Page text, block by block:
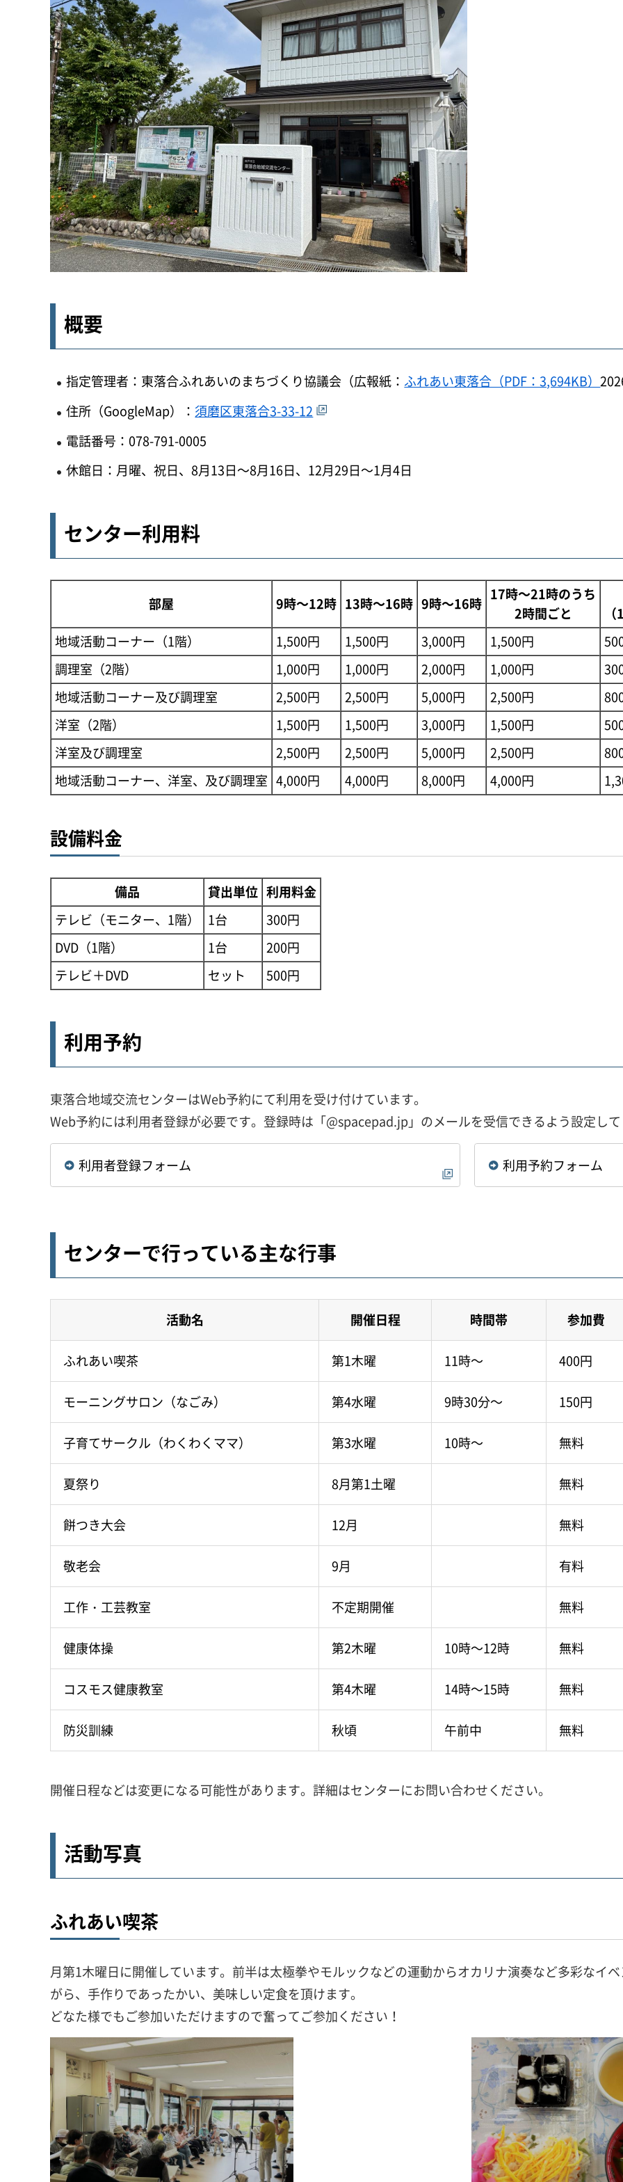
概要
指定管理者：東落合ふれあいのまちづくり協議会（広報紙： ふれあい東落合（PDF：3,694KB）
住所（GoogleMap）： 須磨区東落合3-33-12
電話番号：078-791-0005
休館日：月曜、祝日、8月13日～8月16日、12月29日～1月4日
センター利用料
部屋 9時～12時 13時～16時 9時～16時
17時～21時のうち
2時間ごと
地域活動コーナー（1階）
1,500円 1,500円 3,000円 1,500円
調理室（2階）
1,000円 1,000円 2,000円 1,000円
地域活動コーナー及び調理室
2,500円 2,500円 5,000円 2,500円
洋室（2階）
1,500円 1,500円 3,000円 1,500円
洋室及び調理室
2,500円 2,500円 5,000円 2,500円
地域活動コーナー、洋室、及び調理室 4,000円 4,000円 8,000円 4,000円
設備料金
備品 貸出単位 利用料金
テレビ（モニター、1階）
1台
300円
DVD（1階）
1台
200円
テレビ＋DVD
セット 500円
利用予約
東落合地域交流センターはWeb予約にて利用を受け付けています。
Web予約には利用者登録が必要です。登録時は「@spacepad.jp」のメールを受信できるよう設定して
利用者登録フォーム 利用予約フォーム
センターで行っている主な行事
活動名 開催日程 時間帯 参加費
ふれあい喫茶 第1木曜 11時～ 400円
モーニングサロン（なごみ） 第4水曜 9時30分～ 150円
子育てサークル（わくわくママ） 第3水曜 10時～ 無料
夏祭り 8月第1土曜 無料
餅つき大会 12月 無料
敬老会 9月 有料
工作・工芸教室 不定期開催 無料
健康体操 第2木曜 10時～12時 無料
コスモス健康教室 第4木曜 14時～15時 無料
防災訓練 秋頃 午前中 無料
開催日程などは変更になる可能性があります。詳細はセンターにお問い合わせください。
活動写真
ふれあい喫茶
月第1木曜日に開催しています。前半は太極拳やモルックなどの運動からオカリナ演奏など多彩なイ
がら、手作りであったかい、美味しい定食を頂けます。
どなた様でもご参加いただけますので奮ってご参加ください！